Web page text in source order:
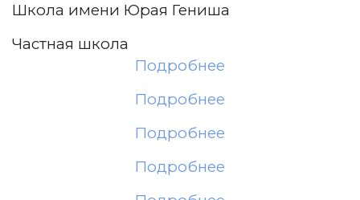
Школа имени Юрая Гениша
Частная школа
Подробнее
Подробнее
Подробнее
Подробнее